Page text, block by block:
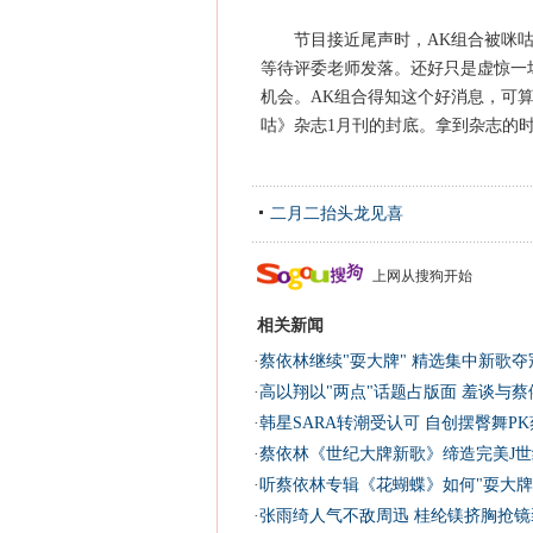
节目接近尾声时，AK组合被咪咕
等待评委老师发落。还好只是虚惊
机会。AK组合得知这个好消息，可
咕》杂志1月刊的封底。拿到杂志的
二月二抬头龙见喜
上网从搜狗开始
相关新闻
·蔡依林继续"耍大牌" 精选集中新歌夺
·高以翔以"两点"话题占版面 羞谈与蔡
·韩星SARA转潮受认可 自创摆臀舞
·蔡依林《世纪大牌新歌》缔造完美J
·听蔡依林专辑《花蝴蝶》如何"耍大
·张雨绮人气不敌周迅 桂纶镁挤胸抢